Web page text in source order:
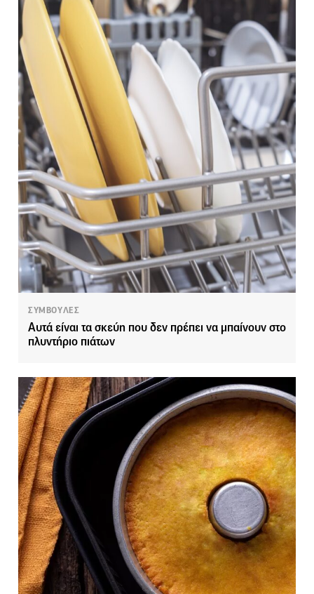
ΣΥΜΒΟΥΛΕΣ
Αυτά είναι τα σκεύη που δεν πρέπει να μπαίνουν στο
πλυντήριο πιάτων